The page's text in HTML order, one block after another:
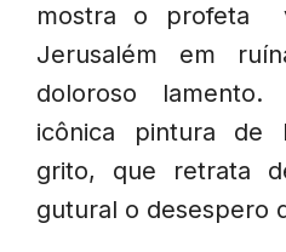
mostra o profeta
Jerusalém em
doloroso
icônica pintura de
grito, que retrata
gutural o desespero